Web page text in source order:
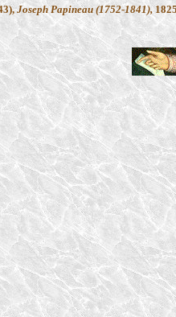
Joseph Papineau (1752-1841),